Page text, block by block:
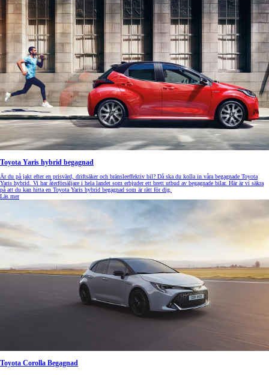
Toyota Yaris hybrid begagnad
Är du på jakt efter en prisvärd, driftsäker och bränsleeffektiv bil? Då ska du kolla in våra begagnade Toyota
Yaris hybrid. Vi har återförsäljare i hela landet som erbjuder ett brett utbud av begagnade bilar. Här är vi säkra
på att du kan hitta en Toyota Yaris hybrid begagnad som är rätt för dig.
Läs mer
Toyota Corolla Begagnad